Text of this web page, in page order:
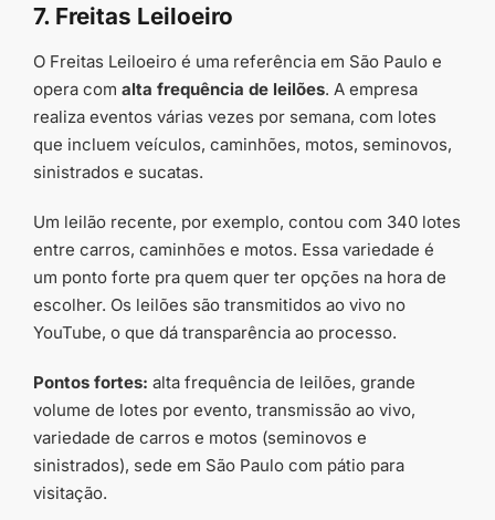
7. Freitas Leiloeiro
O Freitas Leiloeiro é uma referência em São Paulo e
opera com alta frequência de leilões. A empresa
realiza eventos várias vezes por semana, com lotes
que incluem veículos, caminhões, motos, seminovos,
sinistrados e sucatas.
Um leilão recente, por exemplo, contou com 340 lotes
entre carros, caminhões e motos. Essa variedade é
um ponto forte pra quem quer ter opções na hora de
escolher. Os leilões são transmitidos ao vivo no
YouTube, o que dá transparência ao processo.
Pontos fortes: alta frequência de leilões, grande
volume de lotes por evento, transmissão ao vivo,
variedade de carros e motos (seminovos e
sinistrados), sede em São Paulo com pátio para
visitação.